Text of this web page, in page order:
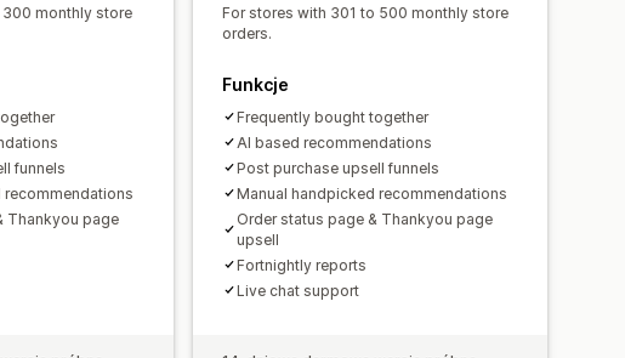
Rekomendacje AI
Współczynniki konwersji
lejka
300 monthly store
funnels
Thankyou page
For stores with 301 to 500 monthly store
orders.
Funkcje
Frequently bought together
AI based recommendations
Post purchase upsell funnels
Manual handpicked recommendations
Order status page & Thankyou page
upsell
Fortnightly reports
Live chat support